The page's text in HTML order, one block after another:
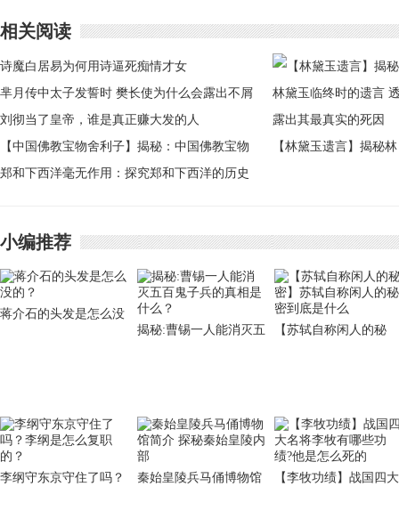
相关阅读
诗魔白居易为何用诗逼死痴情才女
芈月传中太子发誓时 樊长使为什么会露出不屑
的表情
刘彻当了皇帝，谁是真正赚大发的人
【中国佛教宝物舍利子】揭秘：中国佛教宝物
舍利子出土经过
郑和下西洋毫无作用：探究郑和下西洋的历史
【林黛玉遗言】揭秘林
小编推荐
蒋介石的头发是怎么没
揭秘:曹锡一人能消灭五
【苏轼自称闲人的秘
李纲守东京守住了吗？
秦始皇陵兵马俑博物馆
【李牧功绩】战国四大